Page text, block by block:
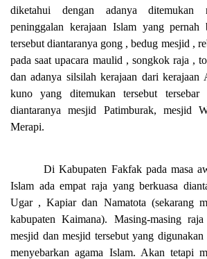
diketahui dengan adanya ditemukan
peninggalan kerajaan Islam yang pernah
tersebut diantaranya gong , bedug mesjid ,
pada saat upacara maulid , songkok raja ,
dan adanya silsilah kerajaan dari kerajaan
kuno yang ditemukan tersebut tersebar
diantaranya mesjid Patimburak, mesjid
Merapi.
Di Kabupaten Fakfak pada masa
Islam ada empat raja yang berkuasa
Ugar , Kapiar dan Namatota (sekarang
kabupaten Kaimana). Masing-masing
mesjid dan mesjid tersebut yang digunakan
menyebarkan agama Islam. Akan tetapi